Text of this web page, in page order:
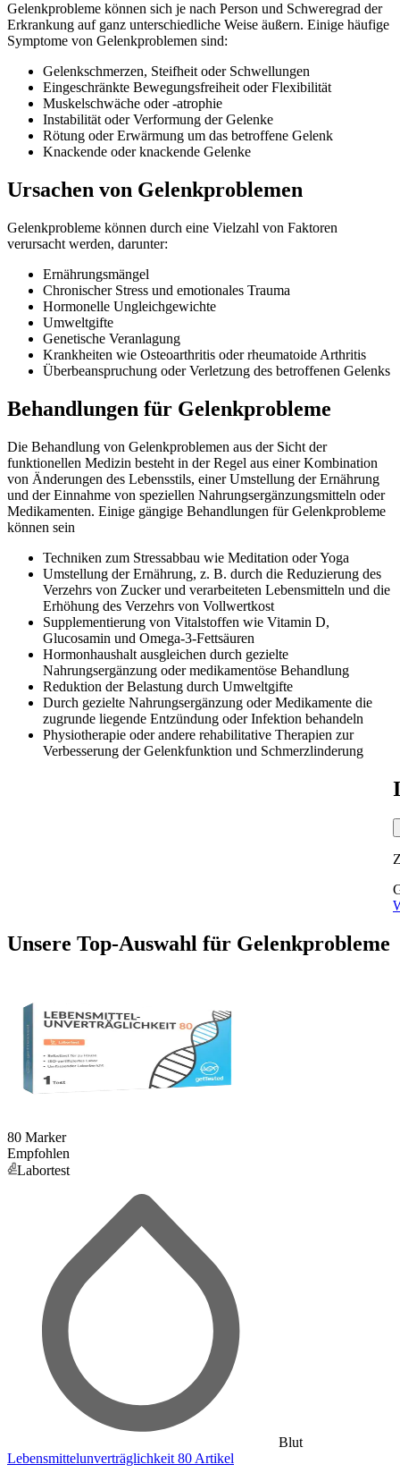
Gelenkprobleme können sich je nach Person und Schweregrad der
Erkrankung auf ganz unterschiedliche Weise äußern. Einige häufige
Symptome von Gelenkproblemen sind:
Gelenkschmerzen, Steifheit oder Schwellungen
Eingeschränkte Bewegungsfreiheit oder Flexibilität
Muskelschwäche oder -atrophie
Instabilität oder Verformung der Gelenke
Rötung oder Erwärmung um das betroffene Gelenk
Knackende oder knackende Gelenke
Ursachen von Gelenkproblemen
Gelenkprobleme können durch eine Vielzahl von Faktoren
verursacht werden, darunter:
Ernährungsmängel
Chronischer Stress und emotionales Trauma
Hormonelle Ungleichgewichte
Umweltgifte
Genetische Veranlagung
Krankheiten wie Osteoarthritis oder rheumatoide Arthritis
Überbeanspruchung oder Verletzung des betroffenen Gelenks
Behandlungen für Gelenkprobleme
Die Behandlung von Gelenkproblemen aus der Sicht der
funktionellen Medizin besteht in der Regel aus einer Kombination
von Änderungen des Lebensstils, einer Umstellung der Ernährung
und der Einnahme von speziellen Nahrungsergänzungsmitteln oder
Medikamenten. Einige gängige Behandlungen für Gelenkprobleme
können sein
Techniken zum Stressabbau wie Meditation oder Yoga
Umstellung der Ernährung, z. B. durch die Reduzierung des
Verzehrs von Zucker und verarbeiteten Lebensmitteln und die
Erhöhung des Verzehrs von Vollwertkost
Supplementierung von Vitalstoffen wie Vitamin D,
Glucosamin und Omega-3-Fettsäuren
Hormonhaushalt ausgleichen durch gezielte
Nahrungsergänzung oder medikamentöse Behandlung
Reduktion der Belastung durch Umweltgifte
Durch gezielte Nahrungsergänzung oder Medikamente die
zugrunde liegende Entzündung oder Infektion behandeln
Physiotherapie oder andere rehabilitative Therapien zur
Verbesserung der Gelenkfunktion und Schmerzlinderung
Unsere Top-Auswahl für Gelenkprobleme
80 Marker
Empfohlen
Labortest
Blut
Lebensmittelunverträglichkeit 80 Artikel